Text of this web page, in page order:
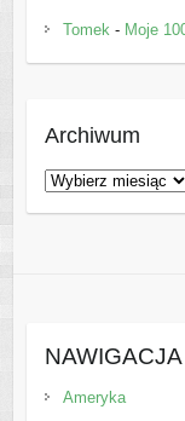
Tomek- Moje
Archiwum
Archiwum
NAWIGACJA
Ameryka